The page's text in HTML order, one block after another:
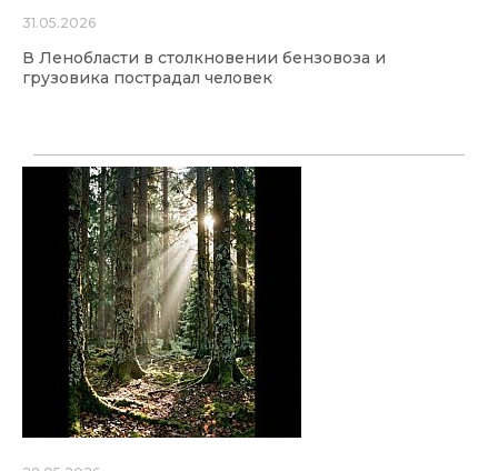
31.05.2026
В Ленобласти в столкновении бензовоза и
грузовика пострадал человек